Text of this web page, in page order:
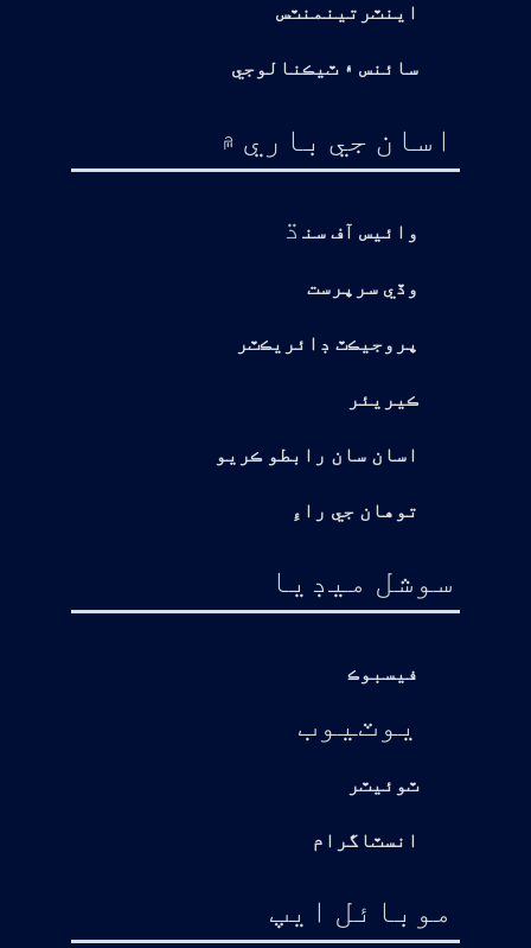
اينٽرتينمنٽس
سائنس ۽ ٽيڪنالوجي
اسان جي باري ۾
وائيس آف سن ڌ
وڏي سرپرست
پروجيڪٽ ڊائريڪٽر
ڪيريئر
اسان سان رابطو ڪريو
توهان جي راءِ
سوشل ميڊيا
فيسبوڪ
يوٽيوب
ٽوئيٽر
انسٽاگرام
موبائل ايپ